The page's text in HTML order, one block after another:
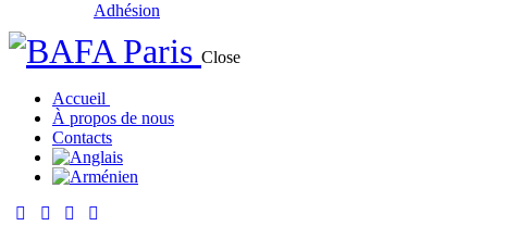
Adhésion
Close
Accueil
À propos de nous
Contacts